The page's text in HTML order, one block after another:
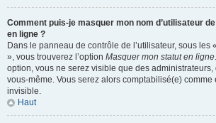
Comment puis-je masquer mon nom d’utilisateur
en ligne ?
Dans le panneau de contrôle de l’utilisateur, sous les
», vous trouverez l’option Masquer mon statut en ligne
option, vous ne serez visible que des administrateurs,
vous-même. Vous serez alors comptabilisé(e) comme
invisible.
Haut